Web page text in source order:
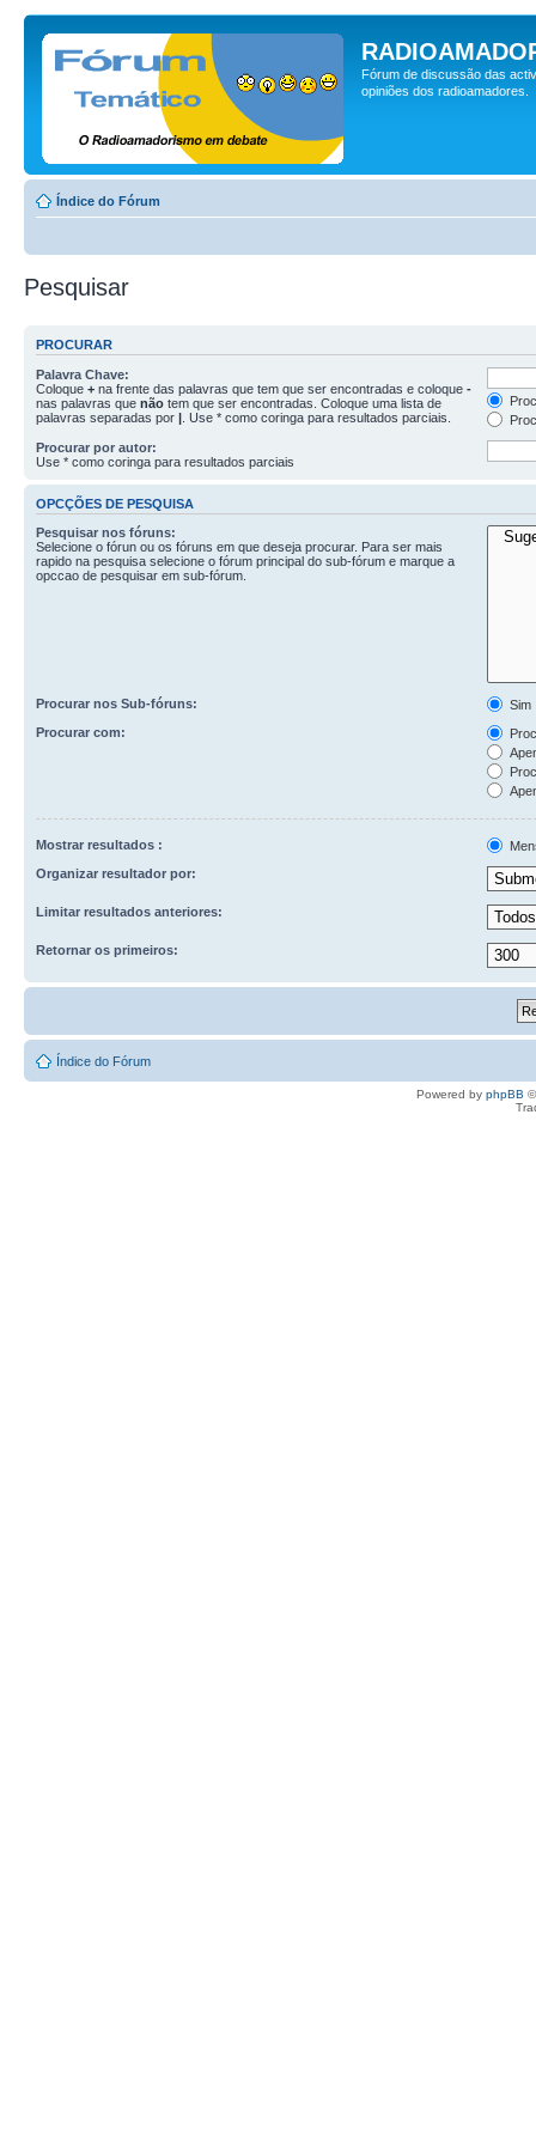
Fórum de discussão das
opiniões dos radioamadores.
Índice do Fórum
Pesquisar
PROCURAR
Palavra Chave:
Coloque + na frente das palavras que tem que ser encontradas e coloque -
nas palavras que não tem que ser encontradas. Coloque uma lista de
palavras separadas por | . Use * como coringa para resultados parciais.
Procurar por autor:
Use * como coringa para resultados parciais
OPCÇÕES DE PESQUISA
Pesquisar nos fóruns:
Selecione o fórun ou os fóruns em que deseja procurar. Para ser mais
rapido na pesquisa selecione o fórum principal do sub-fórum e marque a
opccao de pesquisar em sub-fórum.
Procurar nos Sub-fóruns:
Sim
Procurar com:
Mostrar resultados :
Organizar resultador por:
Limitar resultados anteriores:
Retornar os primeiros:
Índice do Fórum
Powered by phpBB